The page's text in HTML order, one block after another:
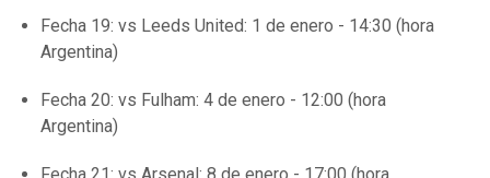
Fecha 19: vs Leeds United: 1 de enero - 14:30 (hora
Argentina)
Fecha 20: vs Fulham: 4 de enero - 12:00 (hora
Argentina)